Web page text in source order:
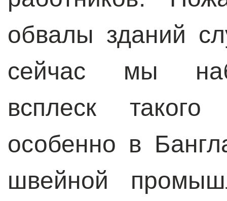
обвалы зданий
сейчас мы
всплеск
особенно в
швейной